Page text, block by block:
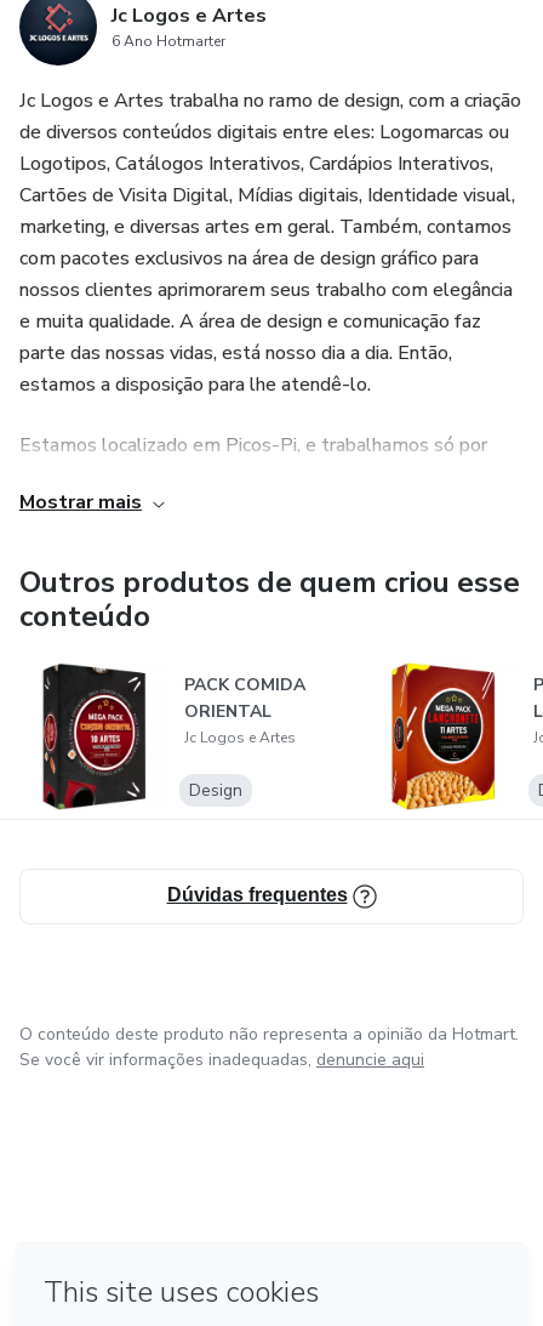
Jc Logos e Artes
6 Ano Hotmarter
Jc Logos e Artes trabalha no ramo de design, com a criação
de diversos conteúdos digitais entre eles: Logomarcas ou
Logotipos, Catálogos Interativos, Cardápios Interativos,
Cartões de Visita Digital, Mídias digitais, Identidade visual,
marketing, e diversas artes em geral. Também, contamos
com pacotes exclusivos na área de design gráfico para
nossos clientes aprimorarem seus trabalho com elegância
e muita qualidade. A área de design e comunicação faz
parte das nossas vidas, está nosso dia a dia. Então,
estamos a disposição para lhe atendê-lo.
Estamos localizado em Picos-Pi, e trabalhamos só por
Mostrar mais
Outros produtos de quem criou esse
conteúdo
PACK COMIDA
ORIENTAL
Jc Logos e Artes
Design
Dúvidas frequentes
O conteúdo deste produto não representa a opinião da Hotmart.
Se você vir informações inadequadas, denuncie aqui
Feito com ❤ em Amsterdam